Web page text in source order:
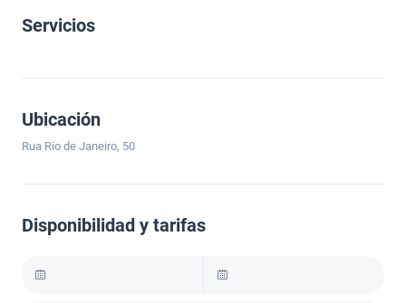
Servicios
Ubicación
Rua Rio de Janeiro, 50
Disponibilidad y tarifas